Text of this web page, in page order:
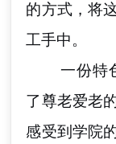
的方式，将
工手中。
一份特
了尊老爱老
感受到学院